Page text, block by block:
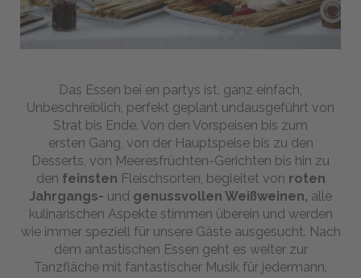
Das Essen bei en partys ist, ganz einfach,
Unbeschreiblich, perfekt geplant undausgeführt von
Strat bis Ende. Von den Vorspeisen bis zum
ersten Gang, von der Hauptspeise bis zu den
Desserts, von Meeresfrüchten-Gerichten bis hin zu
den feinsten Fleischsorten, begleitet von roten
Jahrgangs- und genussvollen Weißweinen, alle
kulinarischen Aspekte stimmen überein und werden
wie immer speziell für unsere Gäste ausgesucht. Nach
dem antastischen Essen geht es weiter zur
Tanzfläche mit fantastischer Musik für jedermann.